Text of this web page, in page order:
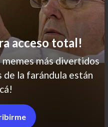
me bauticen
acceso total!
más divertidos
la farándula están